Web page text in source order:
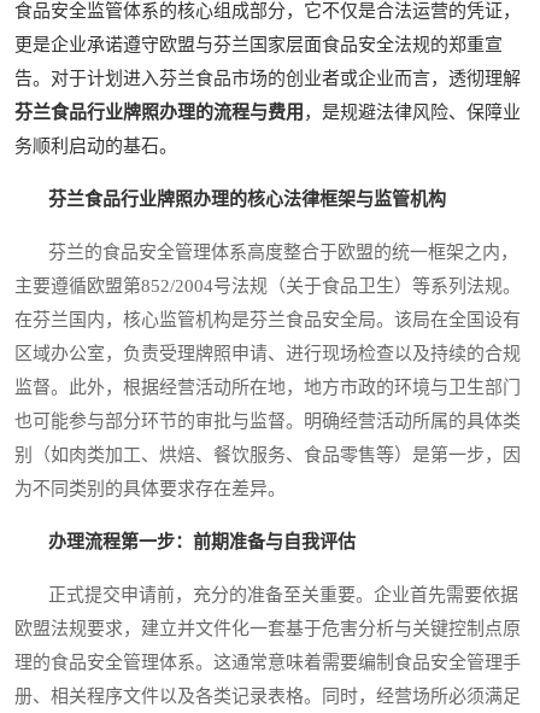
食品安全监管体系的核心组成部分，它不仅是合法运营的凭证，
更是企业承诺遵守欧盟与芬兰国家层面食品安全法规的郑重宣
告。对于计划进入芬兰食品市场的创业者或企业而言，透彻理解
芬兰食品行业牌照办理的流程与费用 ，是规避法律风险、保障业
务顺利启动的基石。
芬兰食品行业牌照办理的核心法律框架与监管机构
芬兰的食品安全管理体系高度整合于欧盟的统一框架之内，
主要遵循欧盟第852/2004号法规（关于食品卫生）等系列法规。
在芬兰国内，核心监管机构是芬兰食品安全局。该局在全国设有
区域办公室，负责受理牌照申请、进行现场检查以及持续的合规
监督。此外，根据经营活动所在地，地方市政的环境与卫生部门
也可能参与部分环节的审批与监督。明确经营活动所属的具体类
别（如肉类加工、烘焙、餐饮服务、食品零售等）是第一步，因
为不同类别的具体要求存在差异。
办理流程第一步：前期准备与自我评估
正式提交申请前，充分的准备至关重要。企业首先需要依据
欧盟法规要求，建立并文件化一套基于危害分析与关键控制点原
理的食品安全管理体系。这通常意味着需要编制食品安全管理手
册、相关程序文件以及各类记录表格。同时，经营场所必须满足